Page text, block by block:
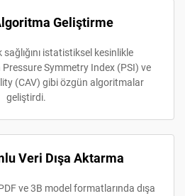
Geliştirme
istatistiksel kesinlikle
Symmetry Index (PSI) ve
(CAV) gibi özgün algoritmalar
geliştirdi.
Veri Dışa Aktarma
ve 3B model formatlarında dışa